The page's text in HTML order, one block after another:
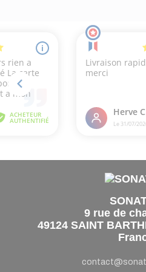
9 rue de
49124 SAINT